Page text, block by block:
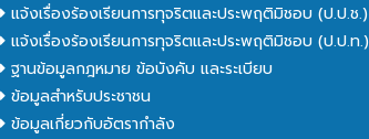
แจ้งเรื่องร้องเรียนการทุจริตและประพฤติมิชอบ (ป.ป.ช.)
แจ้งเรื่องร้องเรียนการทุจริตและประพฤติมิชอบ (ป.ป.ท.)
ฐานข้อมูลกฎหมาย ข้อบังคับ และระเบียบ
ข้อมูลสำหรับประชาชน
ข้อมูลเกี่ยวกับอัตรากำลัง